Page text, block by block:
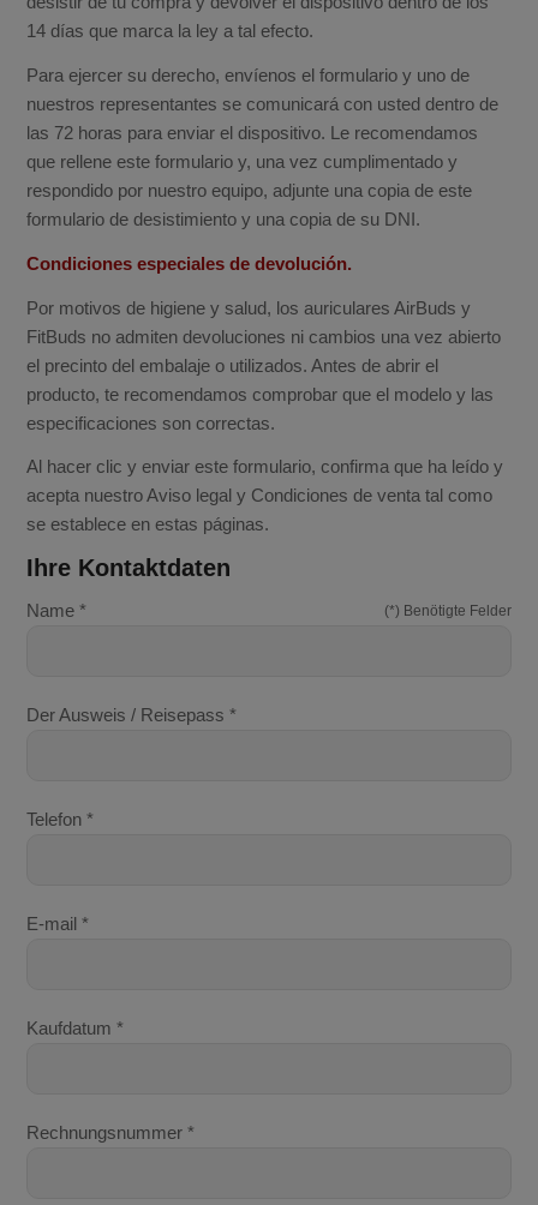
14 días que marca la ley a tal efecto.
Para ejercer su derecho, envíenos el formulario y uno de
nuestros representantes se comunicará con usted dentro de
las 72 horas para enviar el dispositivo. Le recomendamos
que rellene este formulario y, una vez cumplimentado y
respondido por nuestro equipo, adjunte una copia de este
formulario de desistimiento y una copia de su DNI.
Condiciones especiales de devolución.
Por motivos de higiene y salud, los auriculares AirBuds y
FitBuds no admiten devoluciones ni cambios una vez abierto
el precinto del embalaje o utilizados. Antes de abrir el
producto, te recomendamos comprobar que el modelo y las
especificaciones son correctas.
Al hacer clic y enviar este formulario, confirma que ha leído y
acepta nuestro Aviso legal y Condiciones de venta tal como
se establece en estas páginas.
Ihre Kontaktdaten
(*) Benötigte Felder
Name *
Der Ausweis / Reisepass *
Telefon *
E-mail *
Kaufdatum *
Rechnungsnummer *